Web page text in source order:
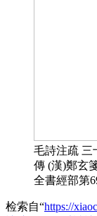
毛詩注疏 三
傳 (漢)鄭玄
全書經部第
检索自“https://